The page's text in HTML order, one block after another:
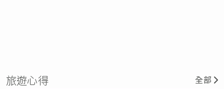
旅遊心得 全部